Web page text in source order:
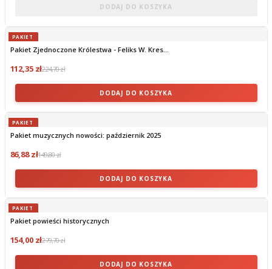
DODAJ DO KOSZYKA
PAKIET
Pakiet Zjednoczone Królestwa - Feliks W. Kres...
112,35 zł224,70 zł
DODAJ DO KOSZYKA
PAKIET
Pakiet muzycznych nowości: październik 2025
86,88 zł149,80 zł
DODAJ DO KOSZYKA
PAKIET
Pakiet powieści historycznych
154,00 zł279,70 zł
DODAJ DO KOSZYKA